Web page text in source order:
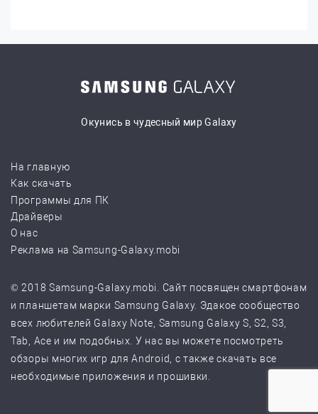
Окунись в чудесный мир Galaxy
На главную
Как скачать
Программы для ПК
Драйверы
О нас
Реклама на Samsung-Galaxy.mobi
© 2018 Samsung-Galaxy.mobi. Сайт посвящен смартфонам
и планшетам марки Samsung Galaxy. Эдакое сообщество
всех любителей Galaxy Note, Samsung Galaxy S, S2, S3,
Tab, Ace и им подобных. У нас вы можете посмотреть
обзоры многих игр для Android, с также скачать все
необходимые приложения и прошивки.